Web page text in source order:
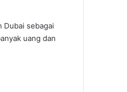
Dubai sebagai
uang dan